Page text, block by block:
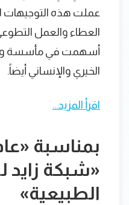
عملت هذه التوجيهات
العطاء والعمل
أسهمت في مأسسة
الخيري والإنساني أيضاً.
اقرأ المزيد…
بمناسبة
«شبكة زايد
الطبيعية»